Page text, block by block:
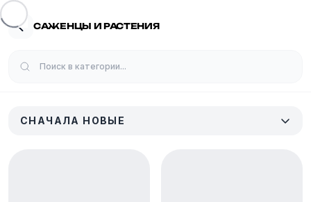
САЖЕНЦЫ И РАСТЕНИЯ
СНАЧАЛА НОВЫЕ